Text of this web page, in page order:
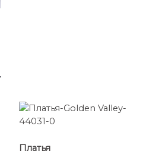
Выбрать
Платья